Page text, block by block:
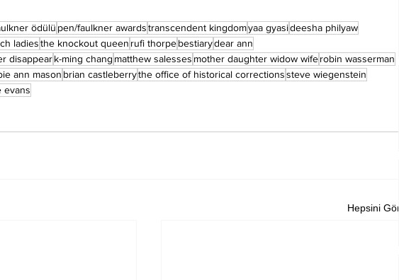
ödülü pen/faulkner awardstranscendent kingdomyaa gyasideesha philyaw
ladiesthe knockout queen rufi thorpebestiarydear ann
disappeark-ming chang matthew salesses mother daughter widow wiferobin wasserman
ann mason brian castleberrythe office of historical correctionssteve wiegenstein
evans
Hepsini Gör